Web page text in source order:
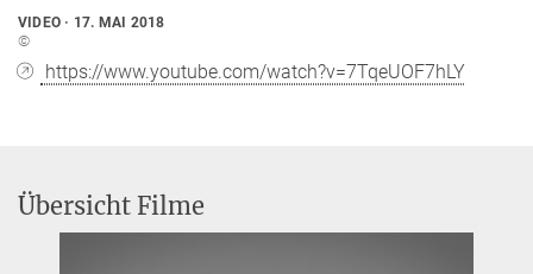
VIDEO 17. MAI 2018
©
https://www.youtube.com/watch?v=7TqeUOF7hLY
Übersicht Filme